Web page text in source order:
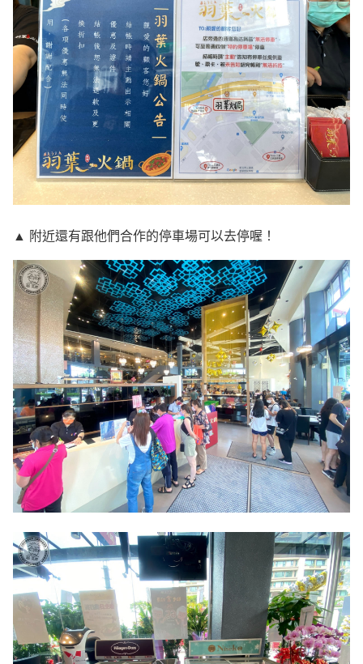
▲ 附近還有跟他們合作的停車場可以去停喔！